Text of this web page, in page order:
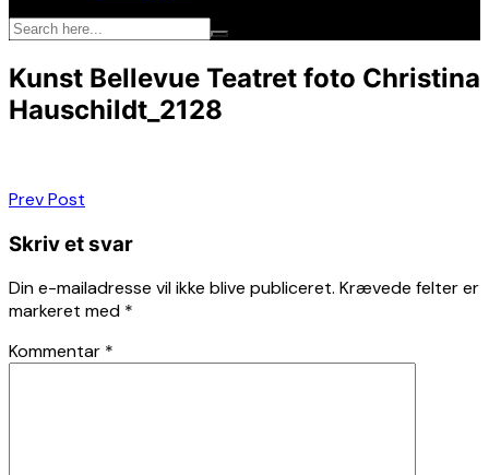
Kunst Bellevue Teatret foto Christina
Hauschildt_2128
Indlægsnavigation
Prev Post
Skriv et svar
Din e-mailadresse vil ikke blive publiceret. Krævede felter er
markeret med *
Kommentar *